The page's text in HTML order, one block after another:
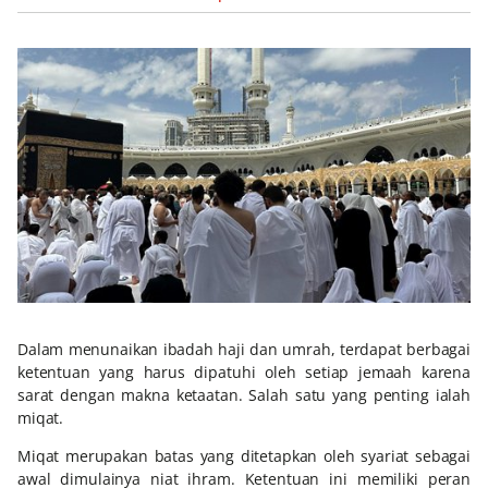
Dalam menunaikan ibadah haji dan umrah, terdapat berbagai
ketentuan yang harus dipatuhi oleh setiap jemaah karena
sarat dengan makna ketaatan. Salah satu yang penting ialah
miqat.
Miqat merupakan batas yang ditetapkan oleh syariat sebagai
awal dimulainya niat ihram. Ketentuan ini memiliki peran